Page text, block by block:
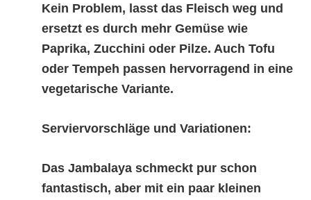
Kein Problem, lasst das Fleisch weg und
ersetzt es durch mehr Gemüse wie
Paprika, Zucchini oder Pilze. Auch Tofu
oder Tempeh passen hervorragend in eine
vegetarische Variante.
Serviervorschläge und Variationen:
Das Jambalaya schmeckt pur schon
fantastisch, aber mit ein paar kleinen